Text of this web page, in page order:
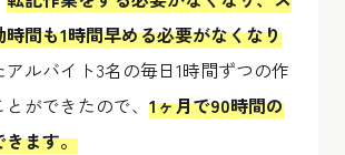
間も1時間早める必要がなくなり
アルバイト3名の毎日1時間ずつの作
ができたので、 1ヶ月で90時間の
きます。